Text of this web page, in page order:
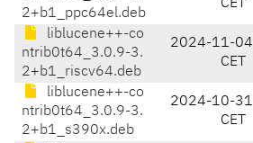
2+b1_ppc64el.deb
CET
liblucene++-co
ntrib0t64_3.0.9-3.
2+b1_riscv64.deb
2024-11-
CET
liblucene++-co
ntrib0t64_3.0.9-3.
2+b1_s390x.deb
2024-10-
CET